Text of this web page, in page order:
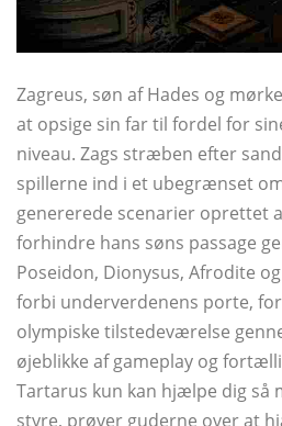
Zagreus, søn af Hades og
at opsige sin far til fordel for
niveau. Zags stræben efter
spillerne ind i et ubegrænset
genererede scenarier oprettet
forhindre hans søns passage
Poseidon, Dionysus, Afrodite
forbi underverdenens porte,
olympiske tilstedeværelse
øjeblikke af gameplay og
Tartarus kun kan hjælpe dig så
styre, prøver guderne over at